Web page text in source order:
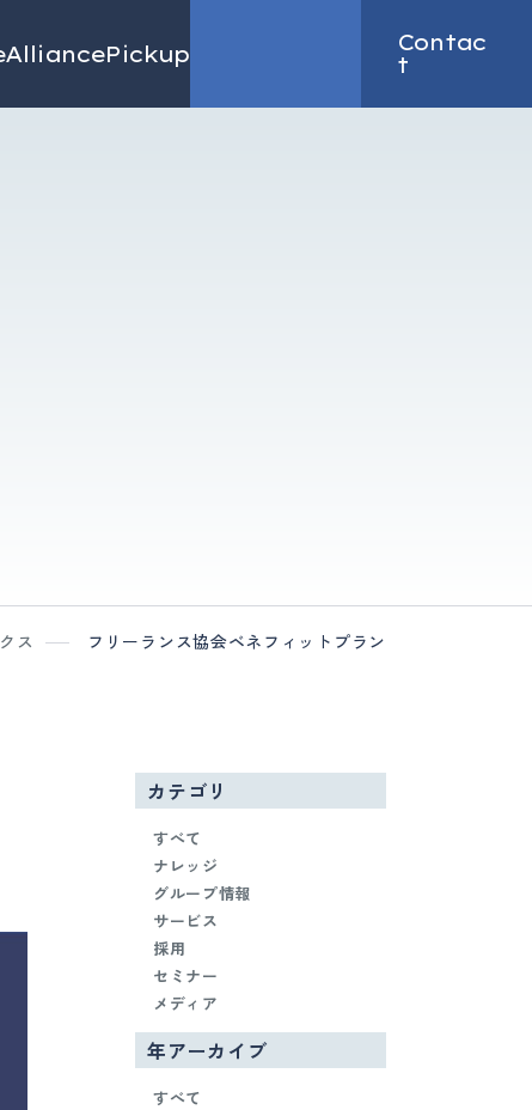
AlliancePickup
Contac
t
ス フリーランス協会ベネフィットプラン
カテゴリ
すべて
ナレッジ
グループ情報
サービス
採用
セミナー
メディア
年アーカイブ
すべて